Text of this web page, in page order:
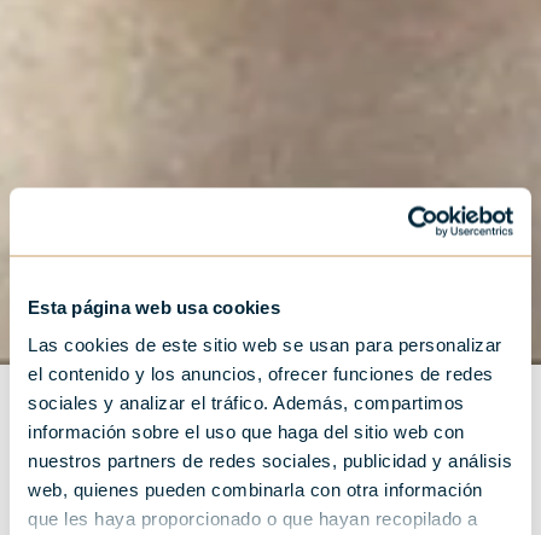
Esta página web usa cookies
Las cookies de este sitio web se usan para personalizar
el contenido y los anuncios, ofrecer funciones de redes
sociales y analizar el tráfico. Además, compartimos
información sobre el uso que haga del sitio web con
nuestros partners de redes sociales, publicidad y análisis
web, quienes pueden combinarla con otra información
que les haya proporcionado o que hayan recopilado a